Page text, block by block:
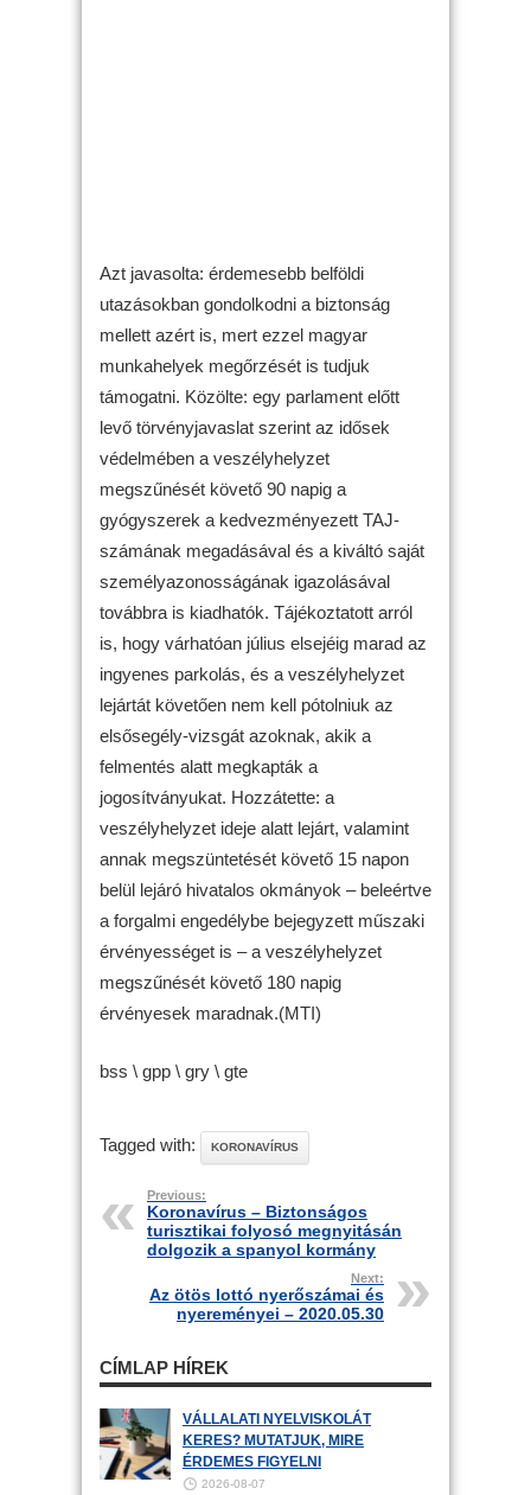
Azt javasolta: érdemesebb belföldi
utazásokban gondolkodni a biztonság
mellett azért is, mert ezzel magyar
munkahelyek megőrzését is tudjuk
támogatni. Közölte: egy parlament előtt
levő törvényjavaslat szerint az idősek
védelmében a veszélyhelyzet
megszűnését követő 90 napig a
gyógyszerek a kedvezményezett TAJ-
számának megadásával és a kiváltó saját
személyazonosságának igazolásával
továbbra is kiadhatók. Tájékoztatott arról
is, hogy várhatóan július elsejéig marad az
ingyenes parkolás, és a veszélyhelyzet
lejártát követően nem kell pótolniuk az
elsősegély-vizsgát azoknak, akik a
felmentés alatt megkapták a
jogosítványukat. Hozzátette: a
veszélyhelyzet ideje alatt lejárt, valamint
annak megszüntetését követő 15 napon
belül lejáró hivatalos okmányok – beleértve
a forgalmi engedélybe bejegyzett műszaki
érvényességet is – a veszélyhelyzet
megszűnését követő 180 napig
érvényesek maradnak.(MTI)
bss \ gpp \ gry \ gte
Tagged with: KORONAVÍRUS
Previous:
Koronavírus – Biztonságos
turisztikai folyosó megnyitásán
dolgozik a spanyol kormány
Next:
Az ötös lottó nyerőszámai és
nyereményei – 2020.05.30
CÍMLAP HÍREK
VÁLLALATI NYELVISKOLÁT
KERES? MUTATJUK, MIRE
ÉRDEMES FIGYELNI
2026-08-07